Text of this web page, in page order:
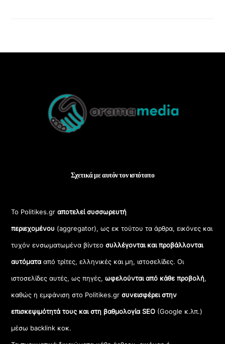
Top
Σχετικά με αυτόν τον ιστότοπο
Το Politikes.grαποτελεί συσσωρευτή
περιεχομένου (aggregator), ως εκ τούτου τα άρθρα, εικόνες και
τυχόν ενσωματωμένα βίντεοσυλλέγονται και προβάλλονται
αυτόματααπό τρίτες, ελληνικές και μη, ιστοσελίδες. Οι
ιστοσελίδες αυτές, ως πηγές,ωφελούνται από κάθε προβολή,
καθώς η εμφάνιση στο Politikes.gr συνεισφέρει στην
επισκεψιμότητά τους και στη βαθμολογία SEO (Google κ.λπ.)
μέσω backlink κοκ.